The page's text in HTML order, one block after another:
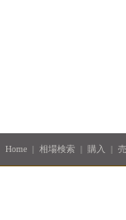
Home | 相場検索 | 購入 |